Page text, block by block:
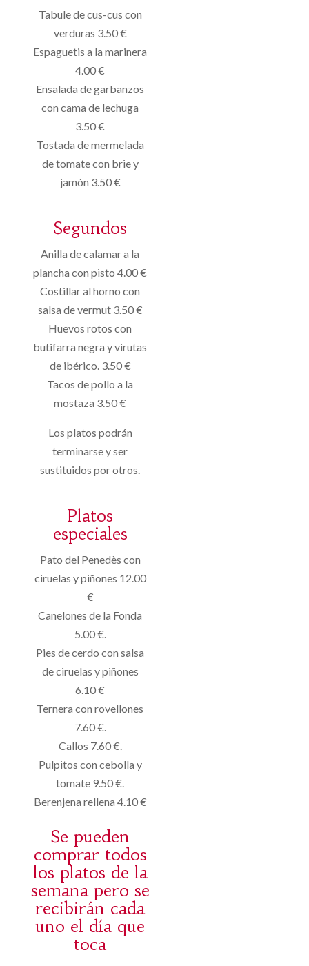
Tabule de cus-cus con
verduras 3.50 €
Espaguetis a la marinera
4.00 €
Ensalada de garbanzos
con cama de lechuga
3.50 €
Tostada de mermelada
de tomate con brie y
jamón 3.50 €
Segundos
Anilla de calamar a la
plancha con pisto 4.00 €
Costillar al horno con
salsa de vermut 3.50 €
Huevos rotos con
butifarra negra y virutas
de ibérico. 3.50 €
Tacos de pollo a la
mostaza 3.50 €
Los platos podrán
terminarse y ser
sustituidos por otros.
Platos
especiales
Pato del Penedès con
ciruelas y piñones 12.00
€
Canelones de la Fonda
5.00 €.
Pies de cerdo con salsa
de ciruelas y piñones
6.10 €
Ternera con rovellones
7.60 €.
Callos 7.60 €.
Pulpitos con cebolla y
tomate 9.50 €.
Berenjena rellena 4.10 €
Se pueden
comprar todos
los platos de la
semana pero se
recibirán cada
uno el día que
toca